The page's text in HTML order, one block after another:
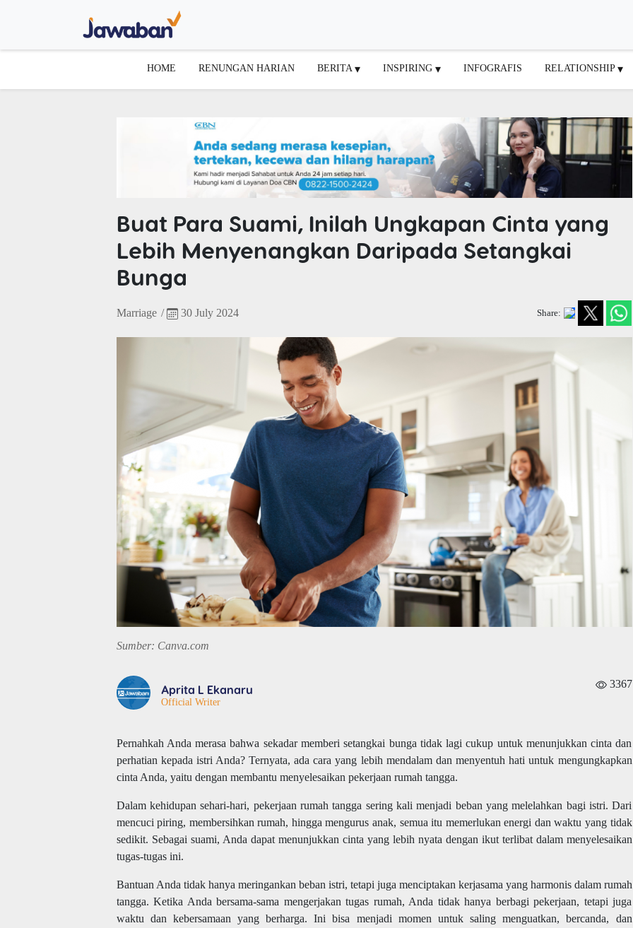
HOME RENUNGAN HARIAN BERITA INSPIRING INFOGRAFIS RELATIONSHIP
Buat Para Suami, Inilah Ungkapan Cinta yang
Lebih Menyenangkan Daripada Setangkai
Bunga
Marriage / 30 July 2024 Share:
Sumber: Canva.com
Aprita L Ekanaru
Official Writer
3367
Pernahkah Anda merasa bahwa sekadar memberi setangkai bunga tidak lagi cukup untuk menunjukkan cinta dan
perhatian kepada istri Anda? Ternyata, ada cara yang lebih mendalam dan menyentuh hati untuk mengungkapkan
cinta Anda, yaitu dengan membantu menyelesaikan pekerjaan rumah tangga.
Dalam kehidupan sehari-hari, pekerjaan rumah tangga sering kali menjadi beban yang melelahkan bagi istri. Dari
mencuci piring, membersihkan rumah, hingga mengurus anak, semua itu memerlukan energi dan waktu yang tidak
sedikit. Sebagai suami, Anda dapat menunjukkan cinta yang lebih nyata dengan ikut terlibat dalam menyelesaikan
tugas-tugas ini.
Bantuan Anda tidak hanya meringankan beban istri, tetapi juga menciptakan kerjasama yang harmonis dalam rumah
tangga. Ketika Anda bersama-sama mengerjakan tugas rumah, Anda tidak hanya berbagi pekerjaan, tetapi juga
waktu dan kebersamaan yang berharga. Ini bisa menjadi momen untuk saling menguatkan, bercanda, dan